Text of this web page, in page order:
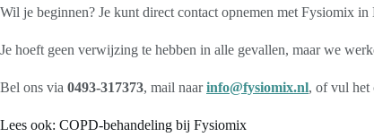
Wil je beginnen? Je kunt direct contact opnemen met Fysiomix
Je hoeft geen verwijzing te hebben in alle gevallen, maar we
Bel ons via 0493-317373, mail naarinfo@fysiomix.nl, of vul het
Lees ook: COPD-behandeling bij Fysiomix